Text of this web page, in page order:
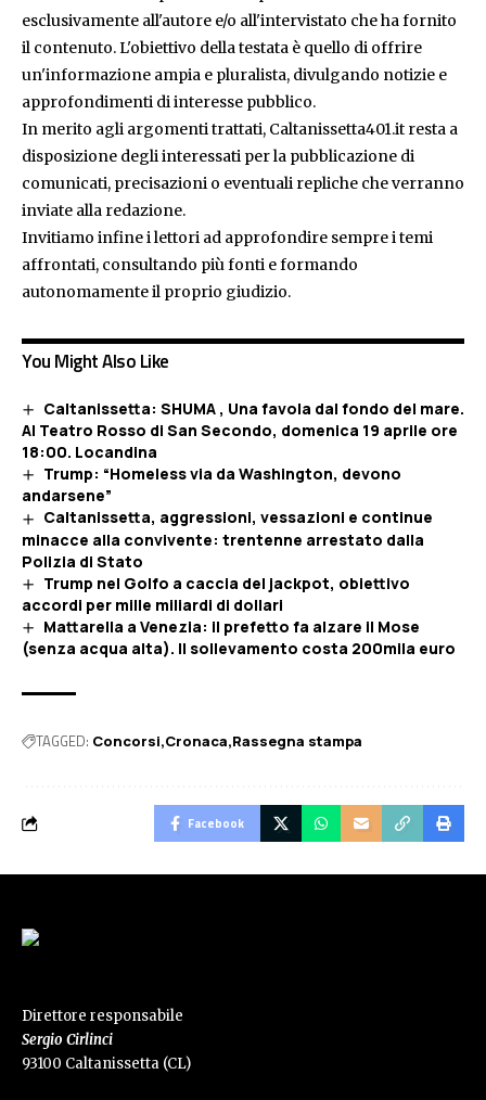
esclusivamente all'autore e/o all'intervistato che ha fornito
il contenuto. L'obiettivo della testata è quello di offrire
un'informazione ampia e pluralista, divulgando notizie e
approfondimenti di interesse pubblico.
In merito agli argomenti trattati, Caltanissetta401.it resta a
disposizione degli interessati per la pubblicazione di
comunicati, precisazioni o eventuali repliche che verranno
inviate alla redazione.
Invitiamo infine i lettori ad approfondire sempre i temi
affrontati, consultando più fonti e formando
autonomamente il proprio giudizio.
You Might Also Like
Caltanissetta: SHUMA , Una favola dal fondo del mare.
Al Teatro Rosso di San Secondo, domenica 19 aprile ore
18:00. Locandina
Trump: “Homeless via da Washington, devono
andarsene”
Caltanissetta, aggressioni, vessazioni e continue
minacce alla convivente: trentenne arrestato dalla
Polizia di Stato
Trump nel Golfo a caccia del jackpot, obiettivo
accordi per mille miliardi di dollari
Mattarella a Venezia: il prefetto fa alzare il Mose
(senza acqua alta). Il sollevamento costa 200mila euro
TAGGED: Concorsi Cronaca Rassegna stampa
Facebook
Direttore responsabile
Sergio Cirlinci
93100 Caltanissetta (CL)